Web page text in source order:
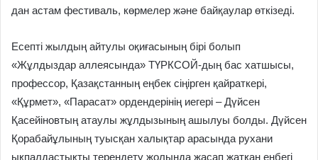
дан астам фестиваль, көрмелер және байқаулар өткізеді.
Есепті жылдың айтулы оқиғасының бірі болып
«Жұлдыздар аллеясында» ТҮРКСОЙ-дың бас хатшысы,
профессор, Қазақстанның еңбек сіңірген қайраткері,
«Құрмет», «Парасат» ордендерінің иегері – Дүйсен
Қасейіновтың атаулы жұлдызының ашылуы болды. Дүйсен
Қорабайұлының туысқан халықтар арасында рухани
ықпалдастықты тереңдету жолында жасап жатқан еңбегі